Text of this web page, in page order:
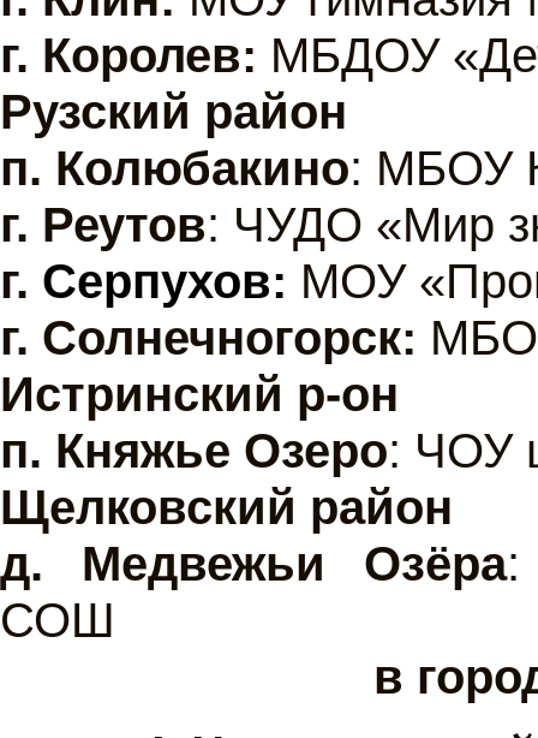
г. Королев: МБДОУ
Рузский район
п. Колюбакино: МБОУ
г. Реутов: ЧУДО «Мир
г. Серпухов: МОУ
г. Солнечногорск:
Истринский р-он
п. Княжье Озеро: ЧОУ
Щелковский район
д. Медвежьи Озёра:
СОШ
в